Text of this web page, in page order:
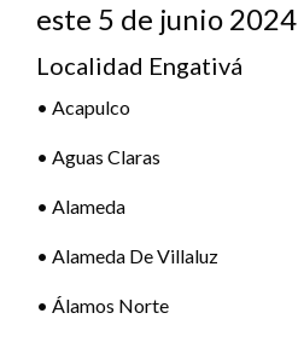
este 5 de junio 2024
Localidad Engativá
• Acapulco
• Aguas Claras
• Alameda
• Alameda De Villaluz
• Álamos Norte